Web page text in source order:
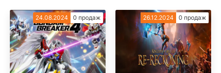
24.08.2024 0 продаж 26.12.2024 0 продаж